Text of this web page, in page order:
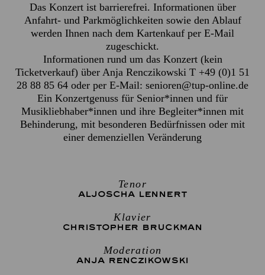
Das Konzert ist barrierefrei. Informationen über
Anfahrt- und Parkmöglichkeiten sowie den Ablauf
werden Ihnen nach dem Kartenkauf per E-Mail
zugeschickt.
Informationen rund um das Konzert (kein
Ticketverkauf) über Anja Renczikowski T +49 (0)1 51
28 88 85 64 oder per E-Mail: senioren@tup-online.de
Ein Konzertgenuss für Senior*innen und für
Musikliebhaber*innen und ihre Begleiter*innen mit
Behinderung, mit besonderen Bedürfnissen oder mit
einer demenziellen Veränderung
Tenor
ALJOSCHA LENNERT
Klavier
CHRISTOPHER BRUCKMAN
Moderation
ANJA RENCZIKOWSKI